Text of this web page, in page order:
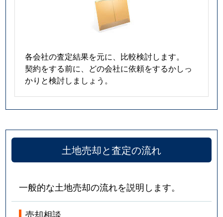
各会社の査定結果を元に、比較検討します。
契約をする前に、どの会社に依頼をするかしっ
かりと検討しましょう。
土地売却と査定の流れ
一般的な土地売却の流れを説明します。
売却相談